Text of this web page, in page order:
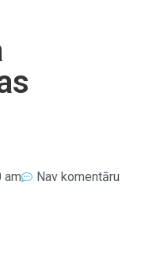
am Nav komentāru